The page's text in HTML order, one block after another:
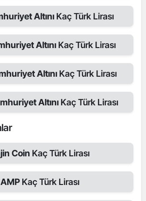
AltınıKaç Türk Lirası
AltınıKaç Türk Lirası
AltınıKaç Türk Lirası
Altını Kaç Türk Lirası
Coin Kaç Türk Lirası
AMP Kaç Türk Lirası